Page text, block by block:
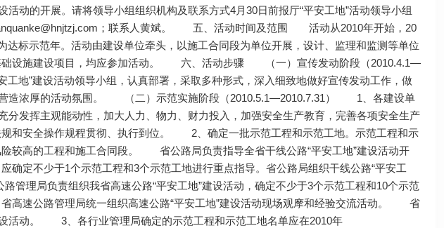
活动的开展。请将领导小组组织机构及联系方式4月30日前报厅“平安工地”活动领导小组
anquanke@hnjtzj.com；联系人黄斌。 五、活动时间及范围 活动从2010年开始，20
达标示范年。活动由建设单位牵头，以施工合同段为单位开展，设计、监理和监测等单位
础设施建设项目，均应参加活动。 六、活动步骤 （一）宣传发动阶段（2010.4.1—
地”建设活动领导小组，认真部署，采取多种形式，深入细致地做好宣传发动工作，做
营造浓厚的活动氛围。 （二）示范实施阶段（2010.5.1—2010.7.31） 1、各建设单
分发挥主观能动性，加大人力、物力、财力投入，加强安全生产教育，完善各项安全生产
规和安全操作规程贯彻、执行到位。 2、确定一批示范工程和示范工地。示范工程和示
较高的工程和施工合同段。 省公路局负责指导全省干线公路“平安工地”建设活动开
确定不少于1个示范工程和3个示范工地进行重点指导。省公路局组织干线公路“平安工
理局负责组织我省高速公路“平安工地”建设活动，确定不少于3个示范工程和10个示范
高速公路管理局统一组织高速公路“平安工地”建设活动现场观摩和经验交流活动。 省
活动。 3、各行业管理局确定的示范工程和示范工地名单应在2010年